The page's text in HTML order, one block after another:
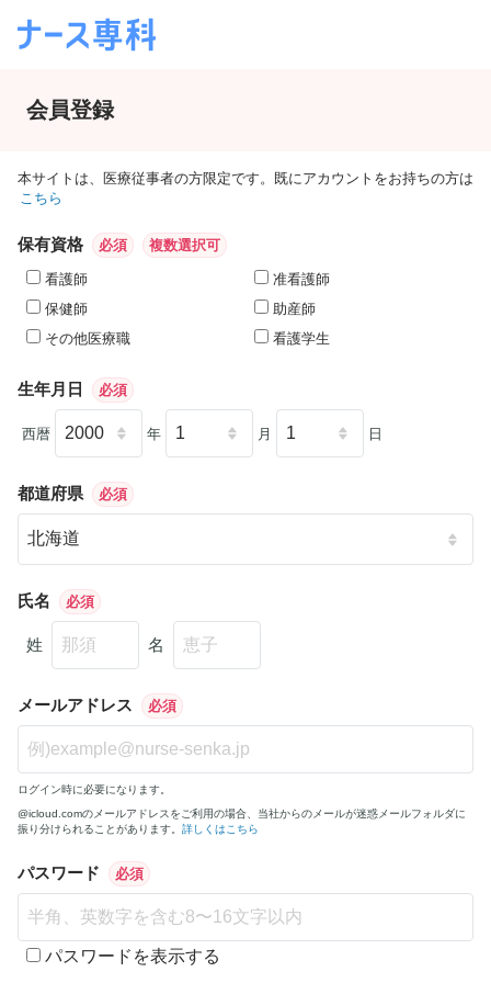
会員登録
本サイトは、医療従事者の方限定です。既にアカウントをお持ちの方は
こちら
保有資格 必須 複数選択可
看護師
准看護師
保健師
助産師
その他医療職
看護学生
生年月日 必須
西暦 年 月 日
都道府県 必須
氏名 必須
姓 名
メールアドレス 必須
ログイン時に必要になります。
@icloud.comのメールアドレスをご利用の場合、当社からのメールが迷惑メールフォルダに
振り分けられることがあります。 詳しくはこちら
パスワード 必須
パスワードを表示する